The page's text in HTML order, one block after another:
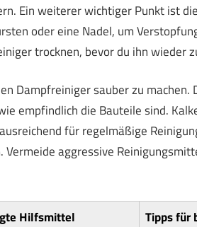
Ein weiterer wichtiger Punkt ist
oder eine Nadel, um
trocknen, bevor du ihn wieder
Dampfreiniger sauber zu
empfindlich die Bauteile sind.
für regelmäßige
aggressive
Hilfsmittel
Tipps für